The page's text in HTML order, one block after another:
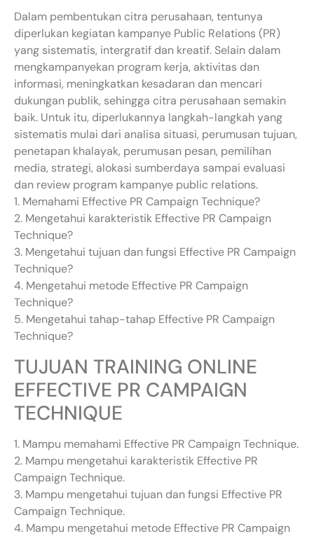
Dalam pembentukan citra perusahaan, tentunya
diperlukan kegiatan kampanye Public Relations (PR)
yang sistematis, intergratif dan kreatif. Selain dalam
mengkampanyekan program kerja, aktivitas dan
informasi, meningkatkan kesadaran dan mencari
dukungan publik, sehingga citra perusahaan semakin
baik. Untuk itu, diperlukannya langkah-langkah yang
sistematis mulai dari analisa situasi, perumusan tujuan,
penetapan khalayak, perumusan pesan, pemilihan
media, strategi, alokasi sumberdaya sampai evaluasi
dan review program kampanye public relations.
1. Memahami Effective PR Campaign Technique?
2. Mengetahui karakteristik Effective PR Campaign
Technique?
3. Mengetahui tujuan dan fungsi Effective PR Campaign
Technique?
4. Mengetahui metode Effective PR Campaign
Technique?
5. Mengetahui tahap-tahap Effective PR Campaign
Technique?
TUJUAN TRAINING ONLINE
EFFECTIVE PR CAMPAIGN
TECHNIQUE
1. Mampu memahami Effective PR Campaign Technique.
2. Mampu mengetahui karakteristik Effective PR
Campaign Technique.
3. Mampu mengetahui tujuan dan fungsi Effective PR
Campaign Technique.
4. Mampu mengetahui metode Effective PR Campaign